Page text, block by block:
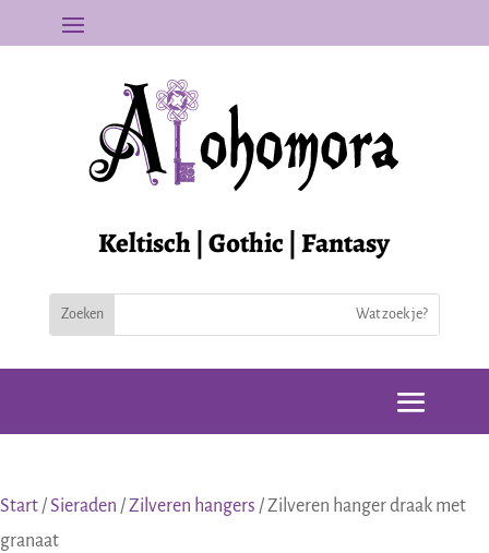
Keltisch | Gothic | Fantasy
Start /Sieraden /Zilveren hangers / Zilveren hanger draak met
granaat